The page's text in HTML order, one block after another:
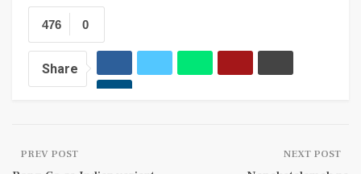
0
476
Share
PREV POST NEXT POST